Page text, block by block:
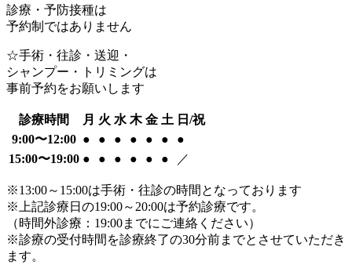
診療・予防接種は
予約制ではありません
☆手術・往診・送迎・
シャンプー・トリミングは
事前予約をお願いします
診療時間 月 火 水 木 金 土 日/祝
9:00〜12:00 ● ● ● ● ● ●
●
15:00〜19:00 ● ● ● ● ● ● ／
※13:00～15:00は手術・往診の時間となっております
※上記診療日の19:00～20:00は予約診療です。
（時間外診療：19:00までにご連絡ください）
※診療の受付時間を診療終了の30分前までとさせていただき
ます。